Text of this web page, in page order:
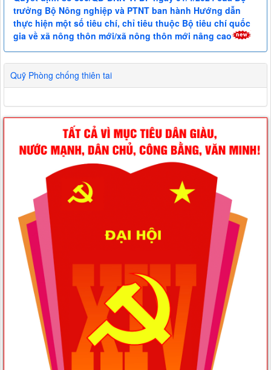
trưởng Bộ Nông nghiệp và PTNT ban hành Hướng dẫn
thực hiện một số tiêu chí, chỉ tiêu thuộc Bộ tiêu chí quốc
gia về xã nông thôn mới/xã nông thôn mới nâng cao
Quỹ Phòng chống thiên tai